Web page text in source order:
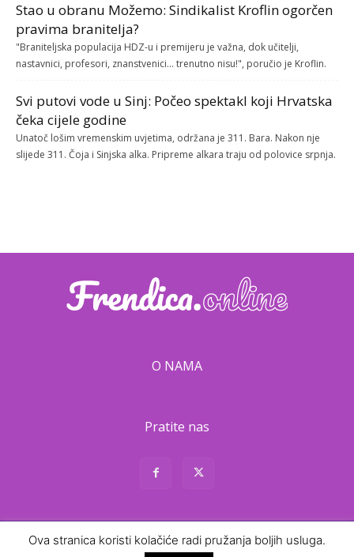
Stao u obranu Možemo: Sindikalist Kroflin ogorčen
pravima branitelja?
"Braniteljska populacija HDZ-u i premijeru je važna, dok učitelji,
nastavnici, profesori, znanstvenici... trenutno nisu!", poručio je Kroflin.
Svi putovi vode u Sinj: Počeo spektakl koji Hrvatska
čeka cijele godine
Unatoč lošim vremenskim uvjetima, održana je 311. Bara. Nakon nje
slijede 311. Čoja i Sinjska alka. Pripreme alkara traju od polovice srpnja.
O NAMA
Pratite nas
About Contact
Ova stranica koristi kolačiće radi pružanja boljih usluga.